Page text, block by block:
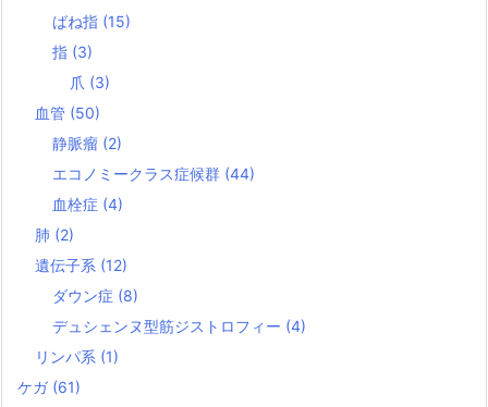
ばね指 (15)
指 (3)
爪 (3)
血管 (50)
静脈瘤 (2)
エコノミークラス症候群 (44)
血栓症 (4)
肺 (2)
遺伝子系 (12)
ダウン症 (8)
デュシェンヌ型筋ジストロフィー (4)
リンパ系 (1)
ケガ (61)